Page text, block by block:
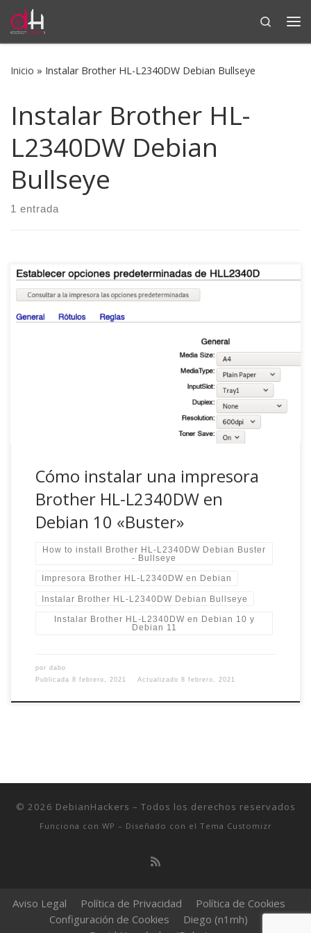
Saltar al contenido
Search
Inicio » Instalar Brother HL-L2340DW Debian Bullseye
Instalar Brother HL-
L2340DW Debian
Bullseye
1 entrada
Entrada lo más resumida posible debido a mi falta de
directamente al final en «la solución». Situación y de dónde
vino el problema: Yo usaba Debian Testing desde 2019 y
esta impresora en mis Debian desde hace unos 5 años y
Cómo instalar una impresora
Brother HL-L2340DW en
Debian 10 «Buster»
How to install Brother HL-L2340DW Debian Buster
- Bullseye
Impresora Brother HL-L2340DW en Debian
Instalar Brother HL-L2340DW Debian Bullseye
Instalar Brother HL-L2340DW en Debian 10 y
Debian 11
por dabo
Publicada 8 febrero, 2021 Actualizado 8 febrero, 2021
© 2026 DebianHackers – Todos los derechos reservados
Funciona con WP – Diseñado con el Tema Customizr
Aviso Legal Política de Privacidad
Política de Cookies
Configuración de Cookies
Diego (n1mh)